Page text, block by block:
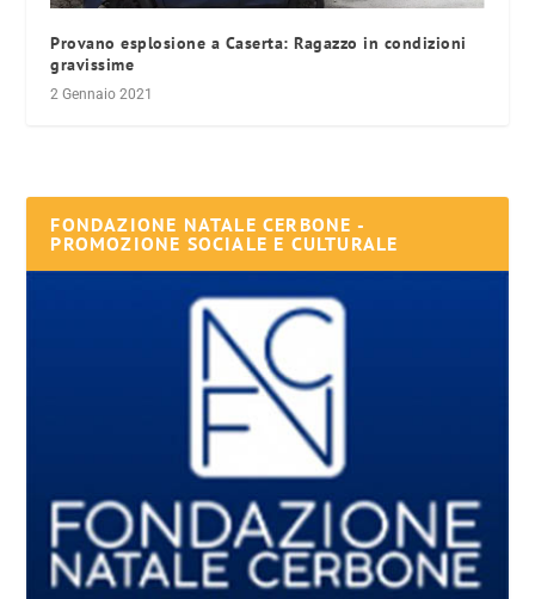
Provano esplosione a Caserta: Ragazzo in condizioni
gravissime
2 Gennaio 2021
FONDAZIONE NATALE CERBONE -
PROMOZIONE SOCIALE E CULTURALE